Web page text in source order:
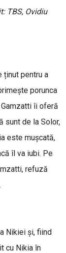
TBS, Ovidiu
ținut pentru a
porunca
îi oferă
sunt de la Solor,
este mușcată,
îl va iubi. Pe
refuză
Nikiei și, fiind
cu Nikia în